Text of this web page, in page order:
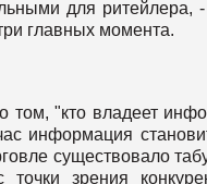
для
главных момента.
том, "кто владеет
информация
существовало
зрения